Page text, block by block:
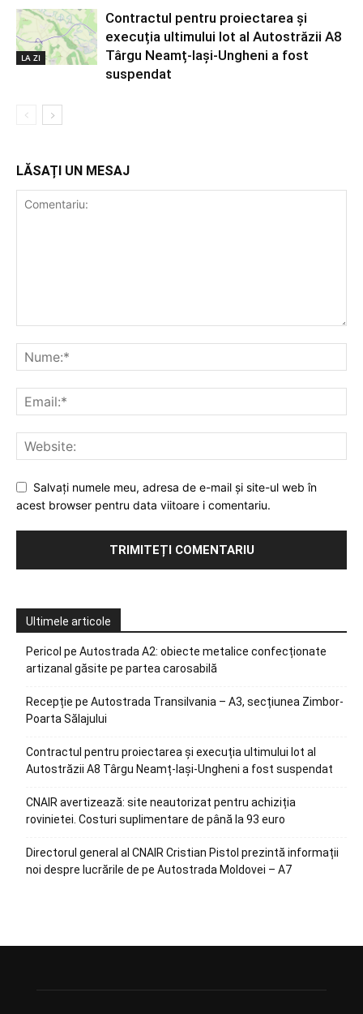
LA ZI
Contractul pentru proiectarea și
execuția ultimului lot al Autostrăzii A8
Târgu Neamț-Iași-Ungheni a fost
suspendat
LĂSAȚI UN MESAJ
Salvați numele meu, adresa de e-mail și site-ul web în
acest browser pentru data viitoare i comentariu.
Ultimele articole
Pericol pe Autostrada A2: obiecte metalice confecționate
artizanal găsite pe partea carosabilă
Recepție pe Autostrada Transilvania – A3, secțiunea Zimbor-
Poarta Sălajului
Contractul pentru proiectarea și execuția ultimului lot al
Autostrăzii A8 Târgu Neamț-Iași-Ungheni a fost suspendat
CNAIR avertizează: site neautorizat pentru achiziția
rovinietei. Costuri suplimentare de până la 93 euro
Directorul general al CNAIR Cristian Pistol prezintă informații
noi despre lucrările de pe Autostrada Moldovei – A7